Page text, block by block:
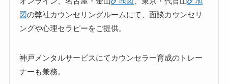
図の弊社カウンセリングルームにて、面談カウンセリ
ングや心理セラピーをご提供。
神戸メンタルサービスにてカウンセラー育成のトレー
ナーも兼務。